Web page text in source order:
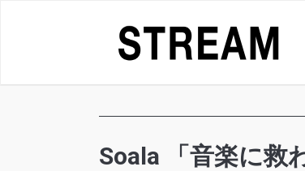
Soala 「音楽に救